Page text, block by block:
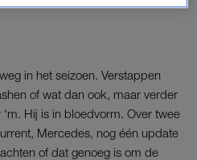
in het seizoen. Verstappen
of wat dan ook, maar verder
Hij is in bloedvorm. Over twee
Mercedes, nog één update
of dat genoeg is om de